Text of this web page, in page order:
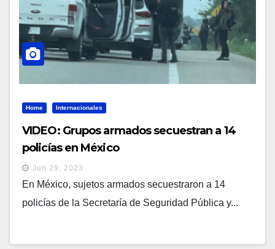
Home Internacionales
VIDEO: Grupos armados secuestran a 14
policías en México
Jun 29, 2023
En México, sujetos armados secuestraron a 14
policías de la Secretaría de Seguridad Pública y...